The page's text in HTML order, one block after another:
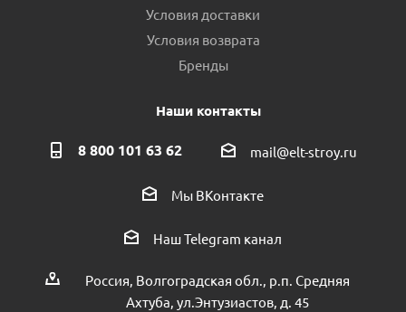
Условия доставки
Условия возврата
Бренды
Наши контакты
8 800 101 63 62 mail@elt-stroy.ru
Мы ВКонтакте
Наш Telegram канал
Россия, Волгоградская обл., р.п. Средняя
Ахтуба, ул.Энтузиастов, д. 45